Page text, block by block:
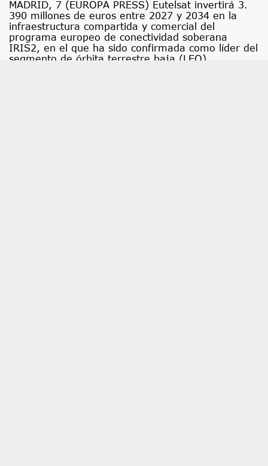
MADRID, 7 (EUROPA PRESS) Eutelsat invertirá 3.
390 millones de euros entre 2027 y 2034 en la
infraestructura compartida y comercial del
programa europeo de conectividad soberana
IRIS2, en el que ha sido confirmada como líder del
segmento de órbita terrestre baja (LEO).